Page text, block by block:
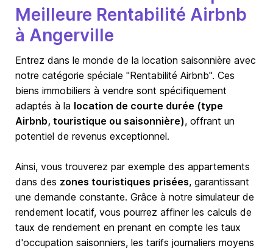
Meilleure Rentabilité Airbnb
à Angerville
Entrez dans le monde de la location saisonnière avec
notre catégorie spéciale "Rentabilité Airbnb". Ces
biens immobiliers à vendre sont spécifiquement
adaptés à la location de courte durée (type
Airbnb, touristique ou saisonnière), offrant un
potentiel de revenus exceptionnel.
Ainsi, vous trouverez par exemple des appartements
dans des zones touristiques prisées, garantissant
une demande constante. Grâce à notre simulateur de
rendement locatif, vous pourrez affiner les calculs de
taux de rendement en prenant en compte les taux
d'occupation saisonniers, les tarifs journaliers moyens